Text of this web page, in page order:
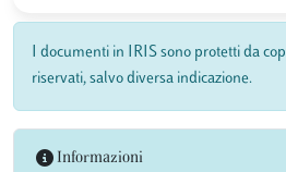
I documenti in IRIS sono protetti da
riservati, salvo diversa indicazione.
Informazioni